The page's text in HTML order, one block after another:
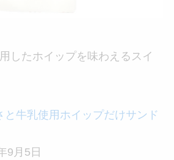
したホイップを味わえるスイ
と牛乳使用ホイップだけサンド
9月5日